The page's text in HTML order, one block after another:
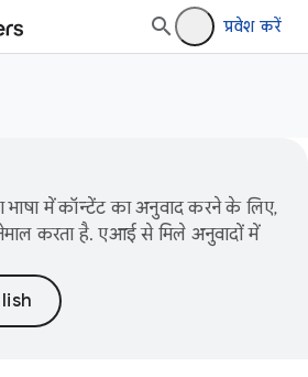
प्रवेश करें
में कॉन्टेंट का अनुवाद करने के लिए,
करता है. एआई से मिले अनुवादों में